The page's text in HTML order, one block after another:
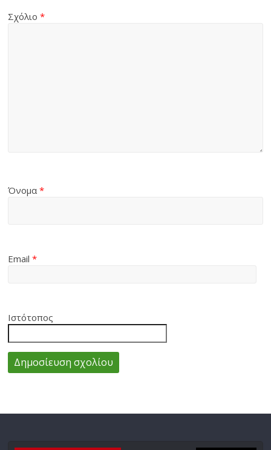
Σχόλιο*
Όνομα*
Email*
Ιστότοπος